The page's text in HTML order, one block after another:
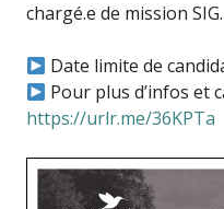
chargé.e de mission SIG.
Date limite de
Pour plus d’infos et
https://urlr.me/36KPTa